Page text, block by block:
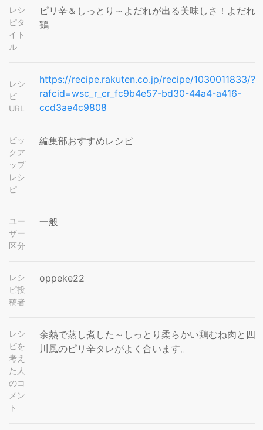
レシ
ピタ
イト
ル
ピリ辛＆しっとり～よだれが出る美味しさ！よだれ
鶏
レシ
ピ
URL
https://recipe.rakuten.co.jp/recipe/1030011833/?
rafcid=wsc_r_cr_fc9b4e57-bd30-44a4-a416-
ccd3ae4c9808
ピッ
クア
ップ
レシ
ピ
編集部おすすめレシピ
ユー
ザー
区分
一般
レシ
ピ投
稿者
oppeke22
レシ
ピを
考え
た人
のコ
メン
ト
余熱で蒸し煮した～しっとり柔らかい鶏むね肉と四
川風のピリ辛タレがよく合います。